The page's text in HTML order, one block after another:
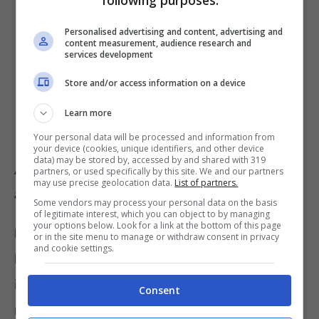
Assegno di inclusione, strumento di
attivazione e altri elementi
Il datore di lavoro privatoche assume chi
beneficia di tale misura con contratto a tempo
indeterminato, tra cui l’apprendistato, vede il
riconoscimento, al massimo perdodici mesi,
Personalised advertising and content, advertising and
content measurement, audience research and
services development
Store and/or access information on a device
Learn more
Your personal data will be processed and information from
your device (cookies, unique identifiers, and other device
data) may be stored by, accessed by and shared with 319
partners, or used specifically by this site. We and our partners
may use precise geolocation data. List of partners.
Some vendors may process your personal data on the basis
of legitimate interest, which you can object to by managing
your options below. Look for a link at the bottom of this page
or in the site menu to manage or withdraw consent in privacy
and cookie settings.
Consent